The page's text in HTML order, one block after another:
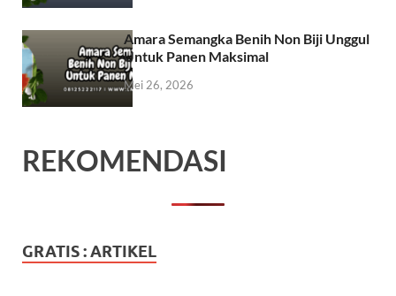
Amara Semangka Benih Non Biji Unggul
Untuk Panen Maksimal
Mei 26, 2026
REKOMENDASI
GRATIS : ARTIKEL